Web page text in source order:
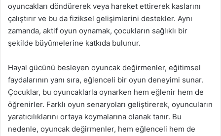
oyuncakları döndürerek veya hareket ettirerek kaslarını
çalıştırır ve bu da fiziksel gelişimlerini destekler. Aynı
zamanda, aktif oyun oynamak, çocukların sağlıklı bir
şekilde büyümelerine katkıda bulunur.
Hayal gücünü besleyen oyuncak değirmenler, eğitimsel
faydalarının yanı sıra, eğlenceli bir oyun deneyimi sunar.
Çocuklar, bu oyuncaklarla oynarken hem eğlenir hem de
öğrenirler. Farklı oyun senaryoları geliştirerek, oyuncuların
yaratıcılıklarını ortaya koymalarına olanak tanır. Bu
nedenle, oyuncak değirmenler, hem eğlenceli hem de